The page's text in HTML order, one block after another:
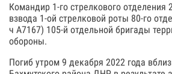
Командир 1-го стрелкового отделения
взвода 1-ой стрелковой роты 80-го
ч А7167) 105-й отдельной бригады
обороны.
Погиб утром 9 декабря 2022 года